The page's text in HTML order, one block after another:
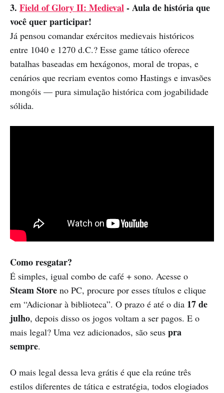
3. Field of Glory II: Medieval- Aula de história que
você quer participar!
Já pensou comandar exércitos medievais históricos
entre 1040 e 1270 d.C.? Esse game tático oferece
batalhas baseadas em hexágonos, moral de tropas, e
cenários que recriam eventos como Hastings e invasões
mongóis — pura simulação histórica com jogabilidade
sólida.
Como resgatar?
É simples, igual combo de café + sono. Acesse o
Steam Store no PC, procure por esses títulos e clique
em “Adicionar à biblioteca”. O prazo é até o dia 17 de
julho, depois disso os jogos voltam a ser pagos. E o
mais legal? Uma vez adicionados, são seus pra
sempre.
O mais legal dessa leva grátis é que ela reúne três
estilos diferentes de tática e estratégia, todos elogiados